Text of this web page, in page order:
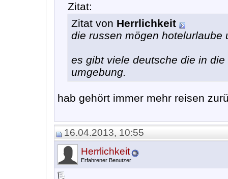
Zitat:
Zitat von Herrlichkeit
die russen mögen
es gibt viele deutsche die in
umgebung.
hab gehört immer mehr reisen
16.04.2013, 10:55
Herrlichkeit
Erfahrener Benutzer